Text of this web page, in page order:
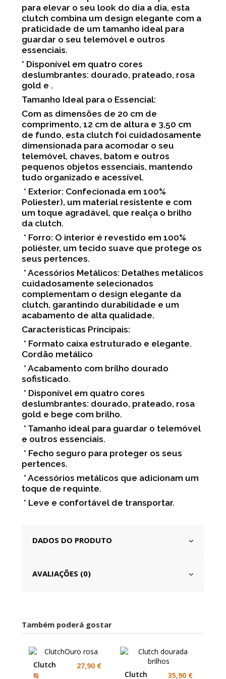
para elevar o seu look do dia a dia, esta
clutch combina um design elegante com a
praticidade de um tamanho ideal para
guardar o seu telemóvel e outros
essenciais.
* Disponível em quatro cores
deslumbrantes: dourado, prateado, rosa
gold e .
Tamanho Ideal para o Essencial:
Com as dimensões de 20 cm de
comprimento, 12 cm de altura e 3,50 cm
de fundo, esta clutch foi cuidadosamente
dimensionada para acomodar o seu
telemóvel, chaves, batom e outros
pequenos objetos essenciais, mantendo
tudo organizado e acessível.
* Exterior: Confecionada em 100%
Poliester), um material resistente e com
um toque agradável, que realça o brilho
da clutch.
* Forro: O interior é revestido em 100%
poliéster, um tecido suave que protege os
seus pertences.
* Acessórios Metálicos: Detalhes metálicos
cuidadosamente selecionados
complementam o design elegante da
clutch, garantindo durabilidade e um
acabamento de alta qualidade.
Características Principais:
* Formato caixa estruturado e elegante.
Cordão metálico
* Acabamento com brilho dourado
sofisticado.
* Disponível em quatro cores
deslumbrantes: dourado, prateado, rosa
gold e bege com brilho.
* Tamanho ideal para guardar o telemóvel
e outros essenciais.
* Fecho seguro para proteger os seus
pertences.
* Acessórios metálicos que adicionam um
toque de requinte.
* Leve e confortável de transportar.
DADOS DO PRODUTO
AVALIAÇÕES (0)
Também poderá gostar
Clutch
Rosa Gold
27,90 €
Clutch
35,90 €